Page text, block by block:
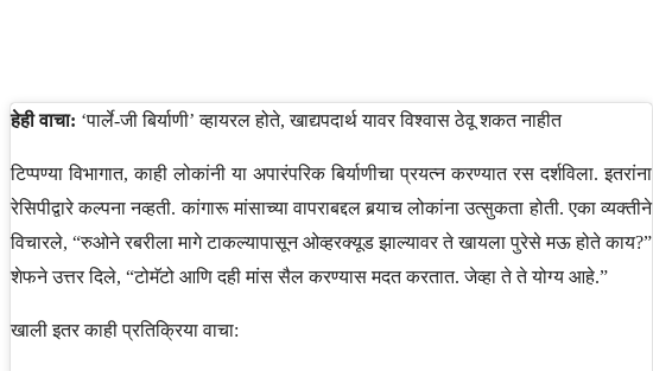
हेही वाचा: ‘पार्ले-जी बिर्याणी’ व्हायरल होते, खाद्यपदार्थ यावर विश्वास ठेवू शकत नाहीत
टिप्पण्या विभागात, काही लोकांनी या अपारंपरिक बिर्याणीचा प्रयत्न करण्यात रस दर्शविला. इतरांना
रेसिपीद्वारे कल्पना नव्हती. कांगारू मांसाच्या वापराबद्दल बर्‍याच लोकांना उत्सुकता होती. एका व्यक्तीने
विचारले, “रुओने रबरीला मागे टाकल्यापासून ओव्हरक्यूड झाल्यावर ते खायला पुरेसे मऊ होते काय?”
शेफने उत्तर दिले, “टोमॅटो आणि दही मांस सैल करण्यास मदत करतात. जेव्हा ते ते योग्य आहे.”
खाली इतर काही प्रतिक्रिया वाचा: